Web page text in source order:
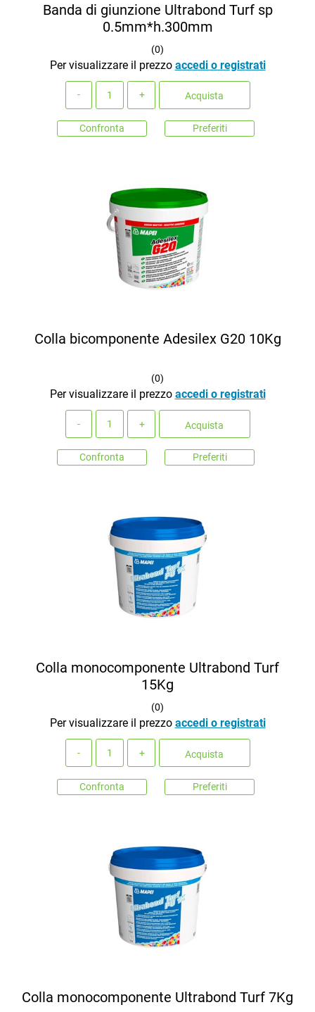
Banda di giunzione Ultrabond Turf sp
0.5mm*h.300mm
(0)
Per visualizzare il prezzo accedi o registrati
Acquista
Confronta Preferiti
Colla bicomponente Adesilex G20 10Kg
(0)
Per visualizzare il prezzo accedi o registrati
Acquista
Confronta Preferiti
Colla monocomponente Ultrabond Turf
15Kg
(0)
Per visualizzare il prezzo accedi o registrati
Acquista
Confronta Preferiti
Colla monocomponente Ultrabond Turf 7Kg